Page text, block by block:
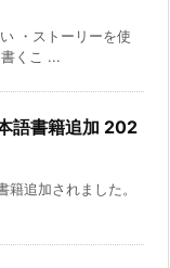
・ストーリーを使
くこ ...
語書籍追加 202
籍追加されました。